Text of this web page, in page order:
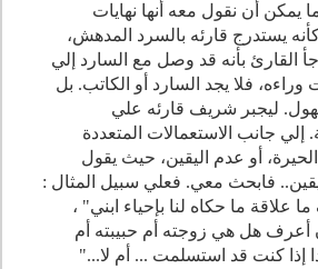
أن نقول معه أنها نهايات
يستدرج قارئه بالسرد المدهش،
القارئ بأنه قد وصل مع السارد إلي
فلا يجد السارد أو الكاتب. بل
ليجبر شريف قارئه علي
إلي جانب الاستعمالات المتعددة
أو عدم اليقين، حيث يقول
فابحث معي. فعلي سبيل المثال :
علاقة ما حكاه لنا بإحياء ابني" ،
هل هي زوجته أم حبيبته أم
إذا كنت قد استسلمت ... أم لا..."